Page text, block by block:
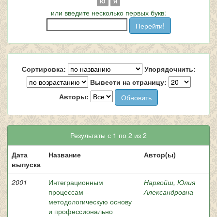
или введите несколько первых букв:
Сортировка:
Упорядочнить:
Вывести на страницу:
Авторы:
Результаты с 1 по 2 из 2
Дата
выпуска
Название Автор(ы)
2001
Интеграционным
процессам –
методологическую основу
и профессионально
Нарвойш, Юлия
Александровна